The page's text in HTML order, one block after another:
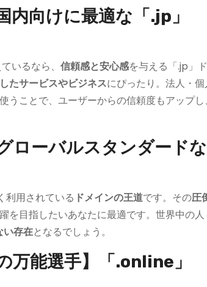
内向けに最適な「.jp」
いるなら、 信頼感と安心感を与える「.jp」
たサービスやビジネスにぴったり。法人・
うことで、ユーザーからの信頼度もアップし、
ローバルスタンダード
利用されている ドメインの王道です。その圧
を目指したいあなたに最適です。世界中の
い存在となるでしょう。
万能選手】「.online」